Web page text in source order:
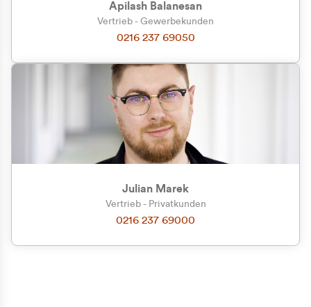
Zu welcher Kundengruppe
gehören Sie?
Privatkunde (inkl. MwSt.)
Geschäftskunde (exkl. MwSt.)
Apilash Balanesan
Vertrieb - Gewerbekunden
0216 237 69050
Julian Marek
Vertrieb - Privatkunden
0216 237 69000